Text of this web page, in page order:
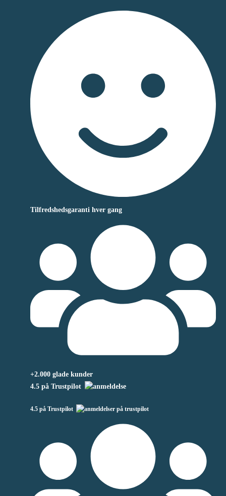
Tilfredshedsgaranti hver gang
+2.000 glade kunder
4.5 på Trustpilot
4.5 på Trustpilot